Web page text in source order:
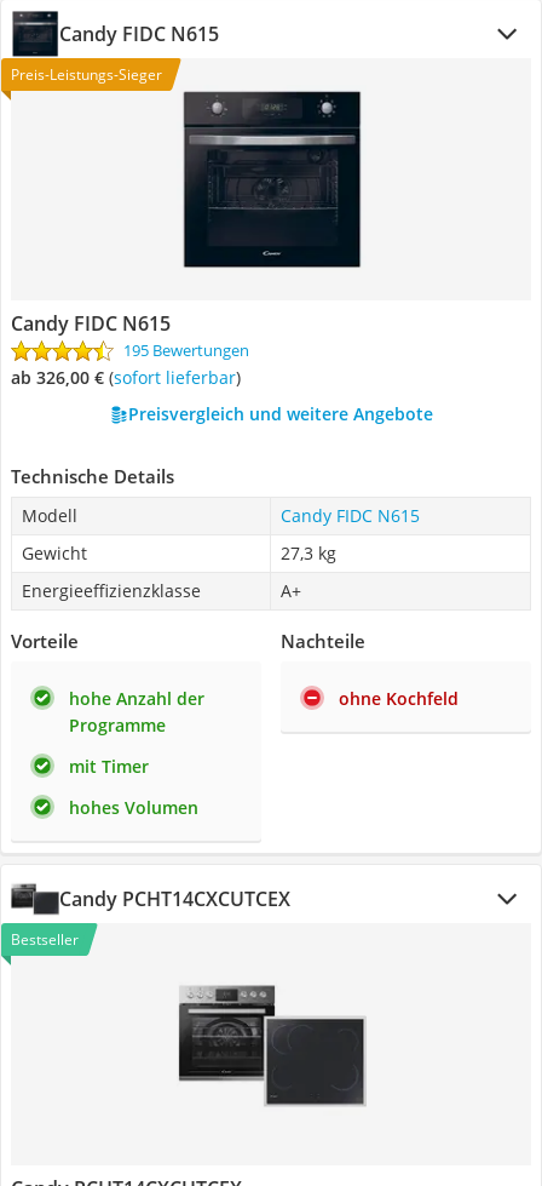
Candy FIDC N615
Preis-Leistungs-Sieger
Candy FIDC N615
195 Bewertungen
ab 326,00 € ( Sofort lieferbar)
Preisvergleich und weitere Angebote
Technische Details
Modell
Candy FIDC N615
Gewicht
27,3 kg
Energieeffizienzklasse
A+
Vorteile
hohe Anzahl der
Programme
mit Timer
hohes Volumen
Nachteile
ohne Kochfeld
Candy PCHT14CXCUTCEX
Bestseller